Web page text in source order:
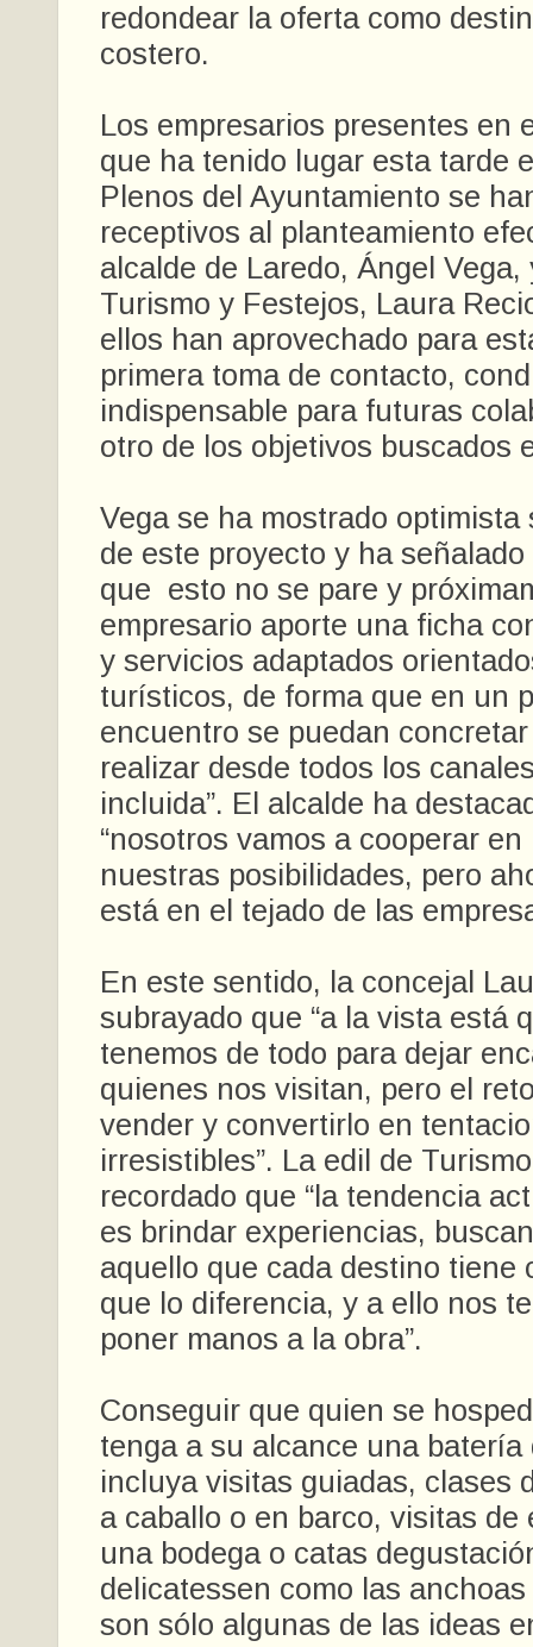
redondear la oferta como
costero.
Los empresarios presentes en
que ha tenido lugar esta tarde
Plenos del Ayuntamiento se
receptivos al planteamiento
alcalde de Laredo, Ángel
Turismo y Festejos, Laura
ellos han aprovechado para
primera toma de contacto,
indispensable para futuras
otro de los objetivos buscados
Vega se ha mostrado
de este proyecto y ha señalado
que esto no se pare y
empresario aporte una ficha
y servicios adaptados
turísticos, de forma que en un
encuentro se puedan
realizar desde todos los
incluida”. El alcalde ha
“nosotros vamos a cooperar
nuestras posibilidades, pero
está en el tejado de las
En este sentido, la concejal
subrayado que “a la vista está
tenemos de todo para dejar
quienes nos visitan, pero el
vender y convertirlo en
irresistibles”. La edil de
recordado que “la tendencia
es brindar experiencias,
aquello que cada destino tiene
que lo diferencia, y a ello nos
poner manos a la obra”.
Conseguir que quien se
tenga a su alcance una batería
incluya visitas guiadas, clases
a caballo o en barco, visitas de
una bodega o catas
delicatessen como las
son sólo algunas de las ideas